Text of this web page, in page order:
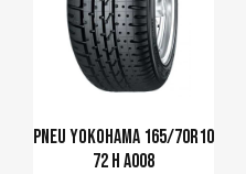
pneu Yokohama 165/70R10
72 H A008